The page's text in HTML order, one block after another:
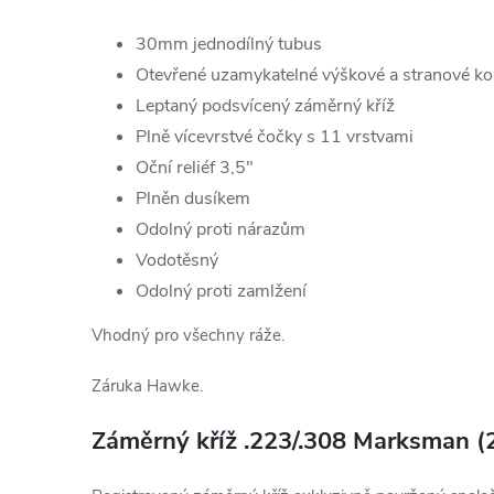
30mm jednodílný tubus
Otevřené uzamykatelné výškové a stranové
Leptaný podsvícený záměrný kříž
Plně vícevrstvé čočky s 11 vrstvami
Oční reliéf 3,5"
Plněn dusíkem
Odolný proti nárazům
Vodotěsný
Odolný proti zamlžení
Vhodný pro všechny ráže.
Záruka Hawke.
Záměrný kříž .223/.308 Marksman